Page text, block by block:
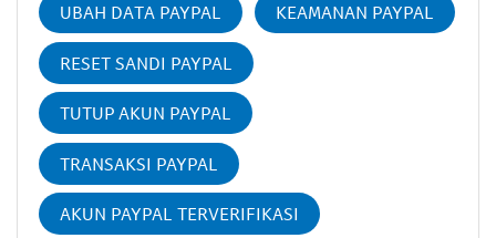
UBAH DATA PAYPAL KEAMANAN PAYPAL
RESET SANDI PAYPAL
TUTUP AKUN PAYPAL
TRANSAKSI PAYPAL
AKUN PAYPAL TERVERIFIKASI